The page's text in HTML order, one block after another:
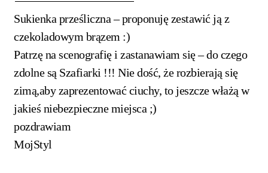
Sukienka prześliczna – proponuję zestawić ją z
czekoladowym brązem :)
Patrzę na scenografię i zastanawiam się – do czego
zdolne są Szafiarki !!! Nie dość, że rozbierają się
zimą,aby zaprezentować ciuchy, to jeszcze włażą w
jakieś niebezpieczne miejsca ;)
pozdrawiam
MojStyl